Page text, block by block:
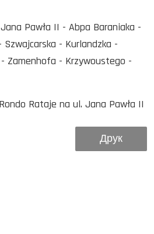
Jana Pawła II - Abpa Baraniaka -
- Kurlandzka -
Zamenhofa - Krzywoustego -
Rataje na ul. Jana Pawła II
Друк